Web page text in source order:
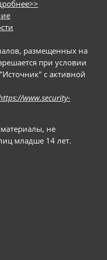
размещенных на
при условии
с активной
www.security-
не
младше 14 лет.